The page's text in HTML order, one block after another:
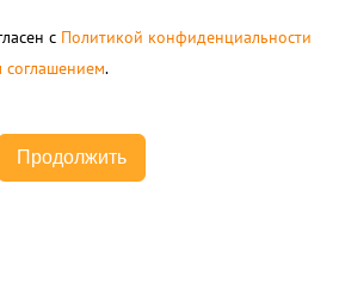
с Политикой конфиденциальности
соглашением.